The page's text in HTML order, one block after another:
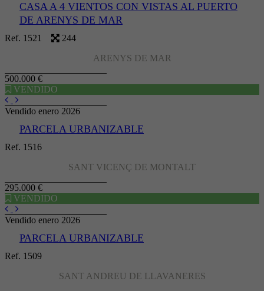
CASA A 4 VIENTOS CON VISTAS AL PUERTO
DE ARENYS DE MAR
Ref. 1521 244
ARENYS DE MAR
500.000 €
VENDIDO
Vendido enero 2026
PARCELA URBANIZABLE
Ref. 1516
SANT VICENÇ DE MONTALT
295.000 €
VENDIDO
Vendido enero 2026
PARCELA URBANIZABLE
Ref. 1509
SANT ANDREU DE LLAVANERES